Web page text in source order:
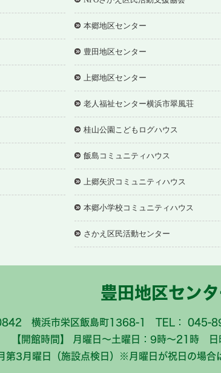
本郷地区センター
豊田地区センター
上郷地区センター
老人福祉センター横浜市翠風荘
桂山公園こどもログハウス
飯島コミュニティハウス
上郷矢沢コミュニティハウス
本郷小学校コミュニティハウス
さかえ区民活動センター
豊田地区セン
横浜市栄区飯島町1368-1 TEL：
【開館時間】 月曜日～土曜日：9時～21時
第3月曜日（施設点検日）※月曜日が祝日の場